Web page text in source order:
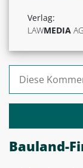
Verlag:
LAWMEDIA AG
Suchen nach:
Bauland-